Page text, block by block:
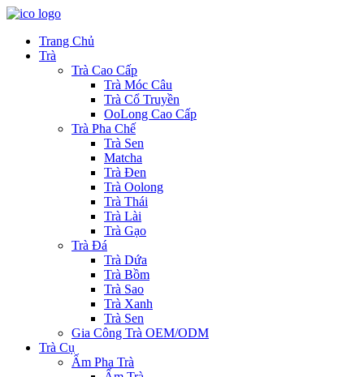
Trang Chủ
Trà
Trà Cao Cấp
Trà Móc Câu
Trà Cổ Truyền
OoLong Cao Cấp
Trà Pha Chế
Trà Sen
Matcha
Trà Đen
Trà Oolong
Trà Thái
Trà Lài
Trà Gạo
Trà Đá
Trà Dứa
Trà Bồm
Trà Sao
Trà Xanh
Trà Sen
Gia Công Trà OEM/ODM
Trà Cụ
Ấm Pha Trà